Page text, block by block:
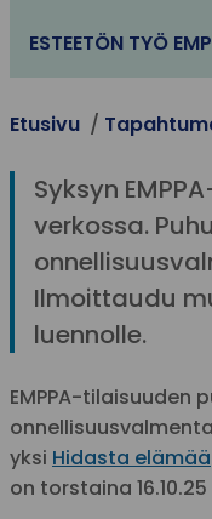
ESTEETÖN TYÖ
Etusivu
Syksyn
verkossa.
Ilmoittaudu
luennolle.
EMPPA-tilaisuuden
yksi Hidasta elämää
on torstaina 16.10.25